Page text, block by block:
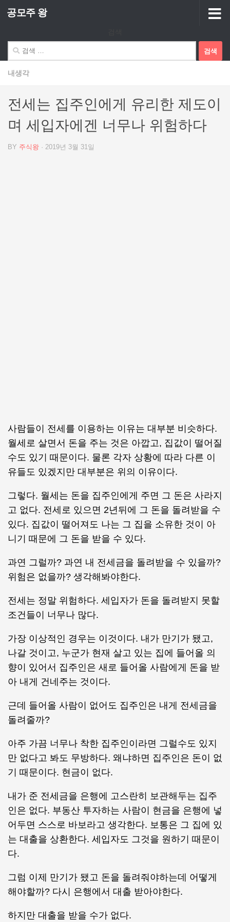
Skip to content
공모주 왕
색:
내생각
전세는 집주인에게 유리한 제도이
며 세입자에겐 너무나 위험하다
BY 주식왕 · 2019년 3월 31일
사람들이 전세를 이용하는 이유는 대부분 비슷하다.
월세로 살면서 돈을 주는 것은 아깝고, 집값이 떨어질
수도 있기 때문이다. 물론 각자 상황에 따라 다른 이
유들도 있겠지만 대부분은 위의 이유이다.
그렇다. 월세는 돈을 집주인에게 주면 그 돈은 사라지
고 없다. 전세로 있으면 2년뒤에 그 돈을 돌려받을 수
있다. 집값이 떨어져도 나는 그 집을 소유한 것이 아
니기 때문에 그 돈을 받을 수 있다.
과연 그럴까? 과연 내 전세금을 돌려받을 수 있을까?
위험은 없을까? 생각해봐야한다.
전세는 정말 위험하다. 세입자가 돈을 돌려받지 못할
조건들이 너무나 많다.
가장 이상적인 경우는 이것이다. 내가 만기가 됐고,
나갈 것이고, 누군가 현재 살고 있는 집에 들어올 의
향이 있어서 집주인은 새로 들어올 사람에게 돈을 받
아 내게 건네주는 것이다.
근데 들어올 사람이 없어도 집주인은 내게 전세금을
돌려줄까?
아주 가끔 너무나 착한 집주인이라면 그럴수도 있지
만 없다고 봐도 무방하다. 왜냐하면 집주인은 돈이 없
기 때문이다. 현금이 없다.
내가 준 전세금을 은행에 고스란히 보관해두는 집주
인은 없다. 부동산 투자하는 사람이 현금을 은행에 넣
어두면 스스로 바보라고 생각한다. 보통은 그 집에 있
는 대출을 상환한다. 세입자도 그것을 원하기 때문이
다.
그럼 이제 만기가 됐고 돈을 돌려줘야하는데 어떻게
해야할까? 다시 은행에서 대출 받아야한다.
하지만 대출을 받을 수가 없다.